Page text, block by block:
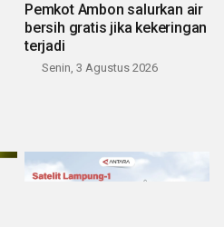
Pemkot Ambon salurkan air
bersih gratis jika kekeringan
terjadi
Senin, 3 Agustus 2026